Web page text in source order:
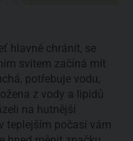
hlavně chránit, se
svitem začíná mít
potřebuje vodu,
z vody a lipidů
na hutnější
teplejším počasí vám